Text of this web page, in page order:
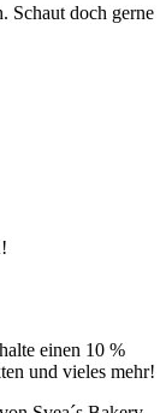
Schaut doch gerne
einen 10 %
und vieles mehr!